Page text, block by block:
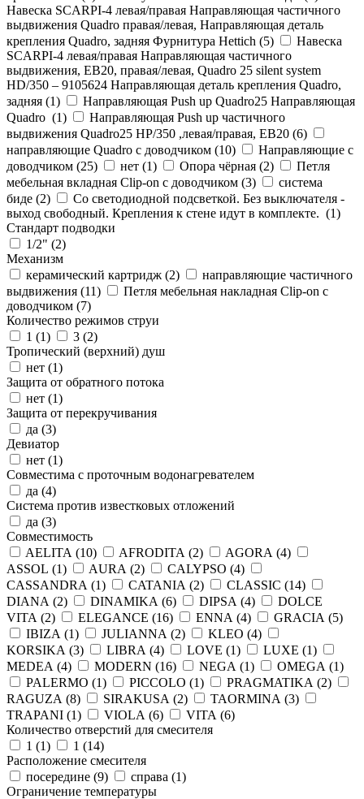
Навеска SCARPI-4 левая/правая Направляющая частичного
выдвижения Quadro правая/левая, Направляющая деталь
крепления Quadro, задняя Фурнитура Hettich (5)
Навеска
SCARPI-4 левая/правая Направляющая частичного
выдвижения, ЕВ20, правая/левая, Quadro 25 silent system
HD/350 – 9105624 Направляющая деталь крепления Quadro,
задняя (1)
Направляющая Push up Quadro25 Направляющая
Quadro (1)
Направляющая Push up частичного
выдвижения Quadro25 НР/350 ,левая/правая, ЕВ20 (6)
направляющие Quadro с доводчиком (10)
Направляющие с
доводчиком (25) нет (1) Опора чёрная (2)
Петля
мебельная вкладная Clip-on с доводчиком (3)
система
биде (2)
Со светодиодной подсветкой. Без выключателя -
выход свободный. Крепления к стене идут в комплекте. (1)
Стандарт подводки
1/2" (2)
Механизм
керамический картридж (2)
направляющие частичного
выдвижения (11)
Петля мебельная накладная Clip-on с
доводчиком (7)
Количество режимов струи
1 (1) 3 (2)
Тропический (верхний) душ
нет (1)
Защита от обратного потока
нет (1)
Защита от перекручивания
да (3)
Девиатор
нет (1)
Совместима с проточным водонагревателем
да (4)
Система против известковых отложений
да (3)
Совместимость
AELITA (10) AFRODITA (2) AGORA (4)
ASSOL (1) AURA (2) CALYPSO (4)
CASSANDRA (1) CATANIA (2) CLASSIC (14)
DIANA (2) DINAMIKA (6) DIPSA (4)
DOLCE
VITA (2) ELEGANCE (16) ENNA (4) GRACIA (5)
IBIZA (1) JULIANNA (2) KLEO (4)
KORSIKA (3) LIBRA (4) LOVE (1) LUXE (1)
MEDEA (4) MODERN (16) NEGA (1) OMEGA (1)
PALERMO (1) PICCOLO (1) PRAGMATIKA (2)
RAGUZA (8) SIRAKUSA (2) TAORMINA (3)
TRAPANI (1) VIOLA (6) VITA (6)
Количество отверстий для смесителя
1 (1) 1 (14)
Расположение смесителя
посередине (9) справа (1)
Ограничение температуры